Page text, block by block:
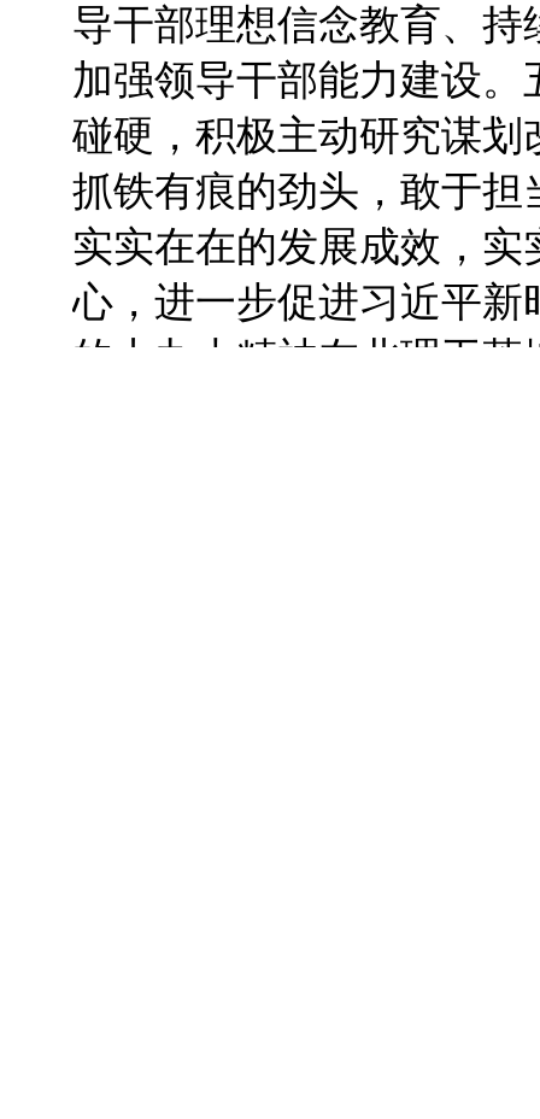
导干部理想信念教育、
加强领导干部能力建设。
碰硬，积极主动研究谋
抓铁有痕的劲头，敢于
实实在在的发展成效，
心，进一步促进习近平
的十九大精神在北理工